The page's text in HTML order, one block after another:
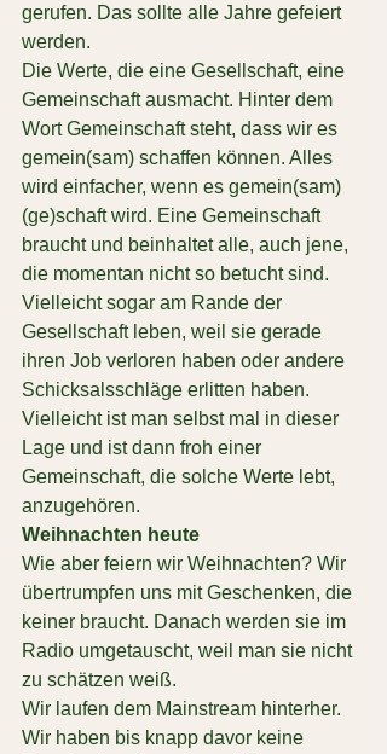
gerufen. Das sollte alle Jahre gefeiert
werden.
Die Werte, die eine Gesellschaft, eine
Gemeinschaft ausmacht. Hinter dem
Wort Gemeinschaft steht, dass wir es
gemein(sam) schaffen können. Alles
wird einfacher, wenn es gemein(sam)
(ge)schaft wird. Eine Gemeinschaft
braucht und beinhaltet alle, auch jene,
die momentan nicht so betucht sind.
Vielleicht sogar am Rande der
Gesellschaft leben, weil sie gerade
ihren Job verloren haben oder andere
Schicksalsschläge erlitten haben.
Vielleicht ist man selbst mal in dieser
Lage und ist dann froh einer
Gemeinschaft, die solche Werte lebt,
anzugehören.
Weihnachten heute
Wie aber feiern wir Weihnachten? Wir
übertrumpfen uns mit Geschenken, die
keiner braucht. Danach werden sie im
Radio umgetauscht, weil man sie nicht
zu schätzen weiß.
Wir laufen dem Mainstream hinterher.
Wir haben bis knapp davor keine